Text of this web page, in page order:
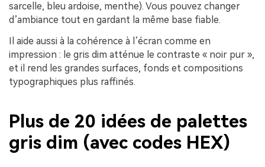
sarcelle, bleu ardoise, menthe). Vous pouvez changer
d’ambiance tout en gardant la même base fiable.
Il aide aussi à la cohérence à l’écran comme en
impression : le gris dim atténue le contraste « noir pur »,
et il rend les grandes surfaces, fonds et compositions
typographiques plus raffinés.
Plus de 20 idées de palettes
gris dim (avec codes HEX)